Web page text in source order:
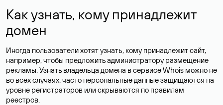
Как узнать, кому принадлежит
домен
Иногда пользователи хотят узнать, кому принадлежит сайт,
например, чтобы предложить администратору размещение
рекламы. Узнать владельца домена в сервисе Whois можно не
во всех случаях: часто персональные данныезащищаются на
уровне регистраторов или скрываются по правилам
реестров.